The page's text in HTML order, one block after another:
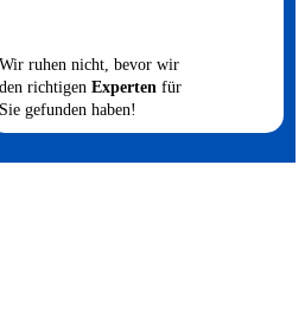
Wir ruhen nicht, bevor wir
den richtigen Experten für
Sie gefunden haben!